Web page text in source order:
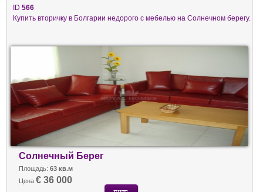
ID 566
Купить вторичку в Болгарии недорого с мебелью на Солнечном берегу.
Солнечный Берег
Площадь: 63 кв.м
Цена € 36 000